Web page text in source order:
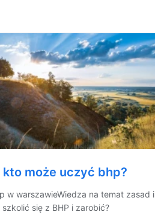
kto może uczyć bhp?
w warszawieWiedza na temat zasad i
się z BHP i zarobić?